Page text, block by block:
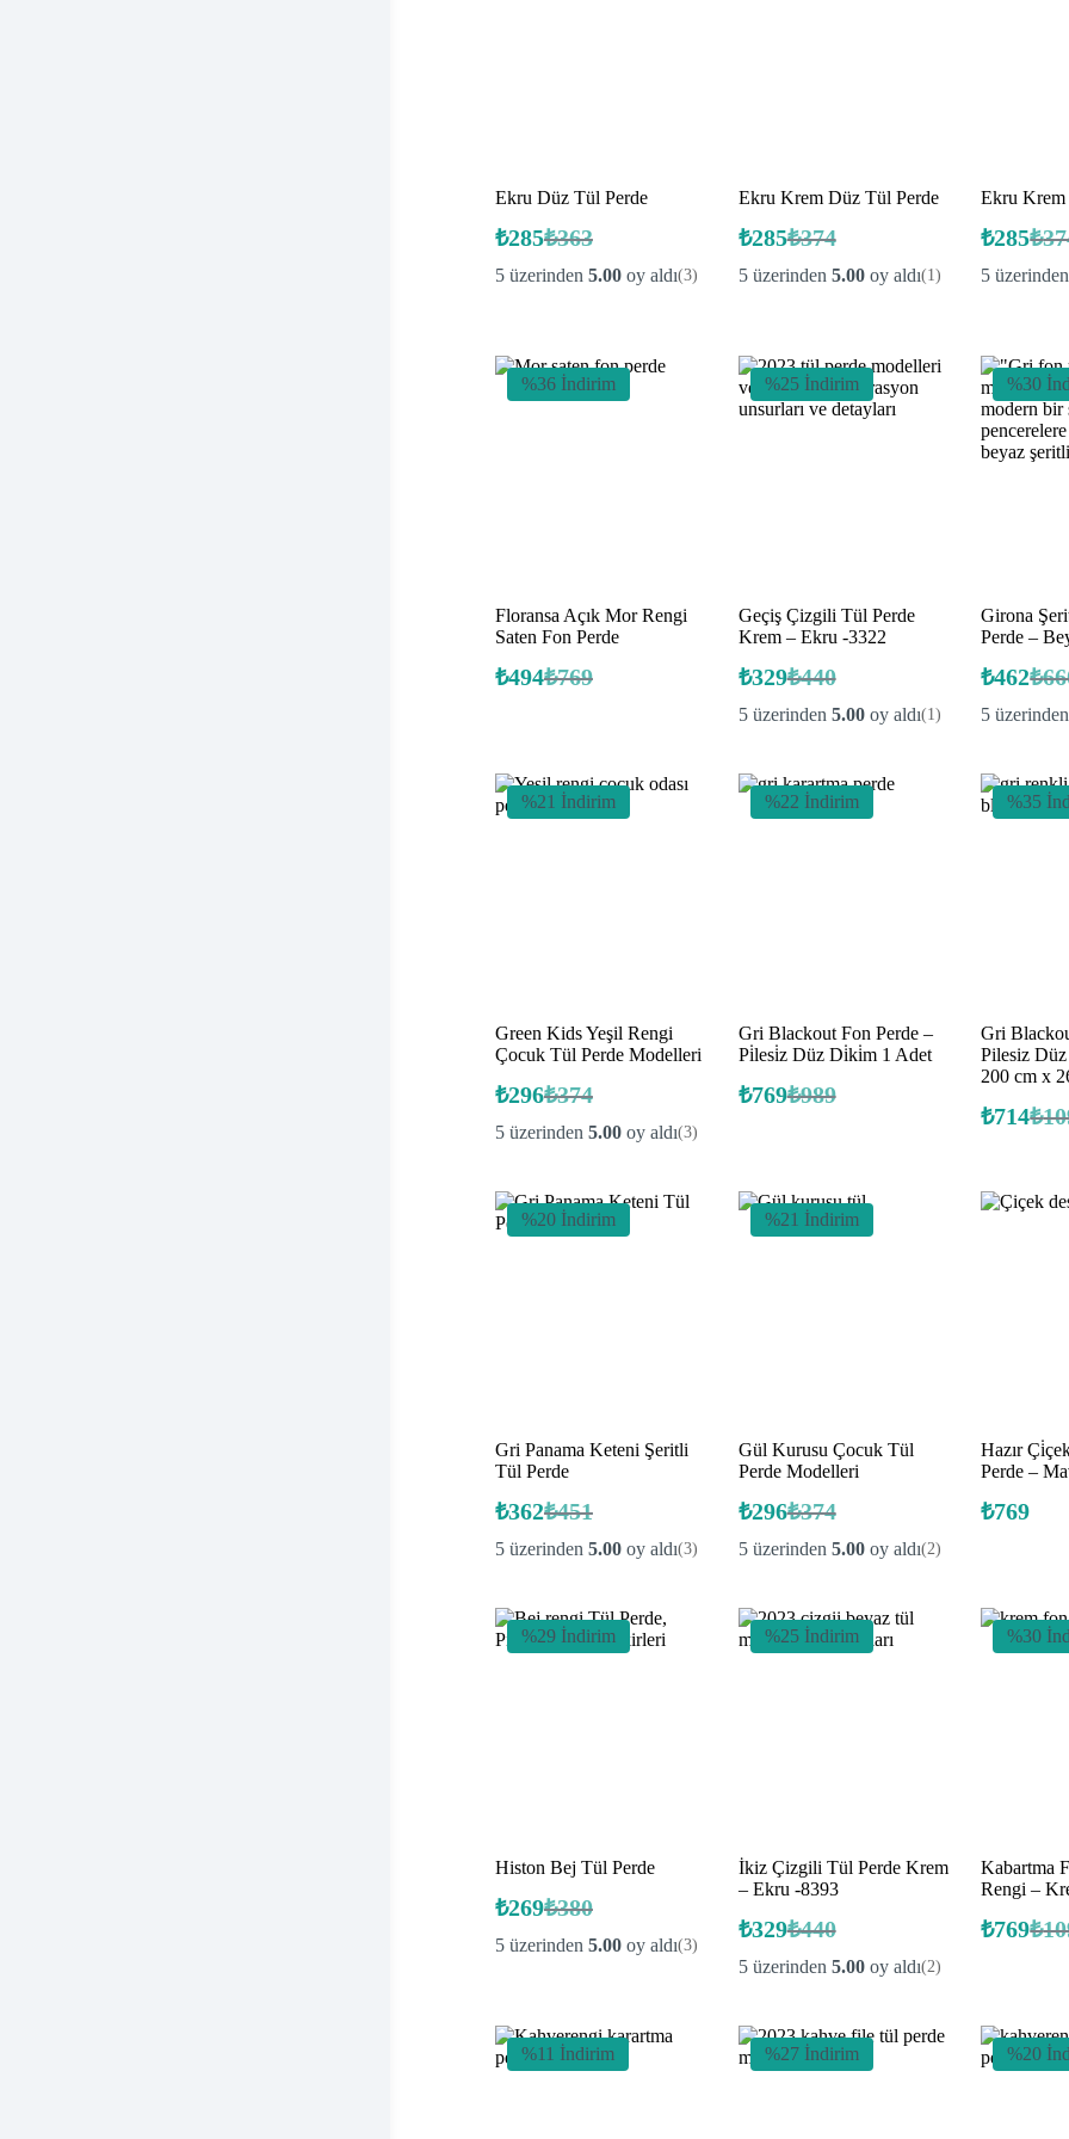
Ekru Düz Tül Perde
₺363
Orijinal
fiyat:
₺285Şu
andaki
fiyat:
5 üzerinden 5.00oy aldı(3)
Ekru Krem Düz Tül Perde
₺374
Orijinal
fiyat:
₺285Şu
andaki
fiyat:
5 üzerinden 5.00oy aldı(1)
Ekru Krem
₺
fiyat:
₺285Şu
fiyat:
5
%36 İndirim
Floransa Açık Mor Rengi
Saten Fon Perde
₺769
Orijinal
₺494Şu
%25 İndirim
Geçiş Çizgili Tül Perde
Krem – Ekru -3322
₺440
Orijinal
fiyat:
₺329Şu
andaki
fiyat:
5 üzerinden 5.00oy aldı(1)
%30
Girona
Perde –
₺
fiyat:
₺462Şu
fiyat:
5
%21 İndirim
Green Kids Yeşil Rengi
Çocuk Tül Perde Modelleri
₺374
Orijinal
fiyat:
₺296Şu
andaki
fiyat:
5 üzerinden 5.00oy aldı(3)
%22 İndirim
Gri Blackout Fon Perde –
Pi̇lesi̇z Düz Di̇ki̇m 1 Adet
₺989
Orijinal
₺769Şu
%35
Gri
Pilesiz
200 cm x
₺
₺714 Şu
₺714.
%20 İndirim
Gri Panama Keteni Şeritli
Tül Perde
₺451
Orijinal
fiyat:
₺362Şu
andaki
fiyat:
5 üzerinden 5.00oy aldı(3)
%21 İndirim
Gül Kurusu Çocuk Tül
Perde Modelleri
₺374
Orijinal
fiyat:
₺296Şu
andaki
fiyat:
5 üzerinden 5.00oy aldı(2)
Hazır
Perde –
₺769
%29 İndirim
Histon Bej Tül Perde
₺380
Orijinal
fiyat:
₺269Şu
andaki
fiyat:
5 üzerinden 5.00oy aldı(3)
%25 İndirim
İkiz Çizgili Tül Perde Krem
– Ekru -8393
₺440
Orijinal
fiyat:
₺329Şu
andaki
fiyat:
5 üzerinden 5.00oy aldı(2)
%30
Kabartma
Rengi –
₺
₺769 Şu
%11 İndirim %27 İndirim %20